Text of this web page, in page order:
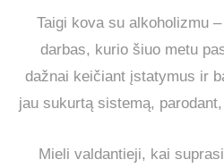
Taigi kova su alkoholizmu
darbas, kurio šiuo metu
dažnai keičiant įstatymus ir
jau sukurtą sistemą,
Mieli valdantieji, kai